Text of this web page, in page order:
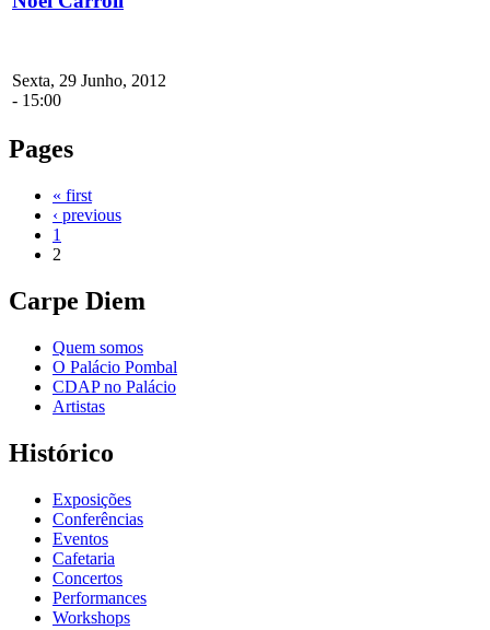
Sexta, 29 Junho, 2012
- 15:00
Pages
« first
‹ previous
1
2
Carpe Diem
Quem somos
O Palácio Pombal
CDAP no Palácio
Artistas
Histórico
Exposições
Conferências
Eventos
Cafetaria
Concertos
Performances
Workshops